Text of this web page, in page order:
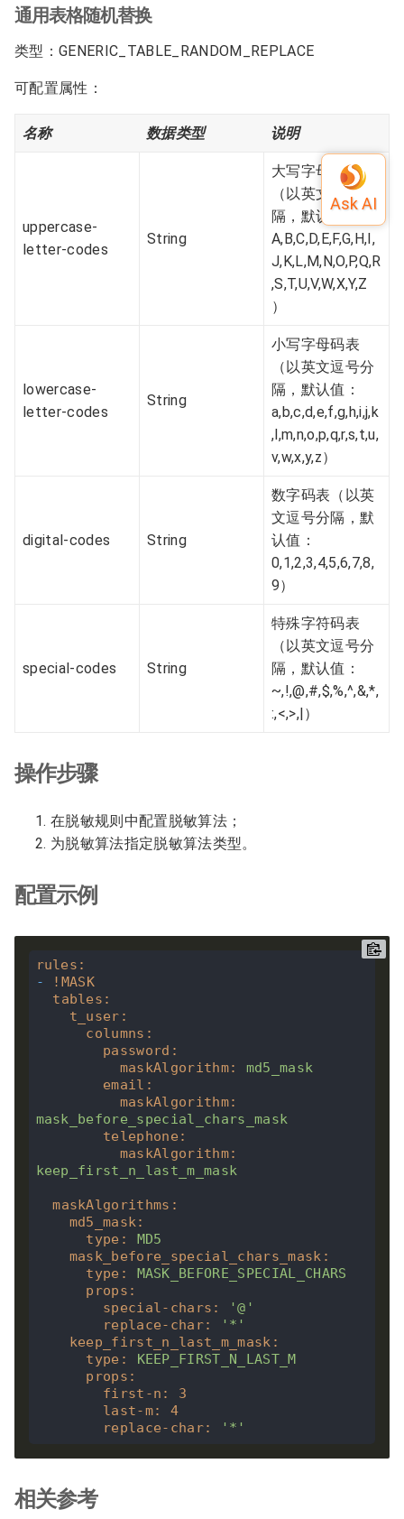
通⽤表格随机替换
类型：GENERIC_TABLE_RANDOM_REPLACE
可配置属性：
名称 数据类型 说明
uppercase-
letter-codes
String
大写字母码表
（以英文逗号分
隔，默认值：
A,B,C,D,E,F,G,H,I,
J,K,L,M,N,O,P,Q,R
,S,T,U,V,W,X,Y,Z
）
lowercase-
letter-codes
String
小写字母码表
（以英文逗号分
隔，默认值：
a,b,c,d,e,f,g,h,i,j,k
,l,m,n,o,p,q,r,s,t,u,
v,w,x,y,z）
digital-codes String
数字码表（以英
文逗号分隔，默
认值：
0,1,2,3,4,5,6,7,8,
9）
special-codes String
特殊字符码表
（以英文逗号分
隔，默认值：
~,!,@,#,$,%,^,&,*,
:,<,>,|）
操作步骤
在脱敏规则中配置脱敏算法；
为脱敏算法指定脱敏算法类型。
配置示例
rules :
-
! MASK
tables :
t_user :
columns :
password :
maskAlgorithm:
md5_mask
email :
maskAlgorithm:
mask_before_special_chars_mask
telephone :
maskAlgorithm:
keep_first_n_last_m_mask
maskAlgorithms :
md5_mask:
type :
MD5
mask_before_special_chars_mask :
type :
MASK_BEFORE_SPECIAL_CHARS
props :
special-chars :
'@'
replace-char:
'*'
keep_first_n_last_m_mask :
type :
KEEP_FIRST_N_LAST_M
props :
first-n :
3
last-m:
4
replace-char: '*'
相关参考